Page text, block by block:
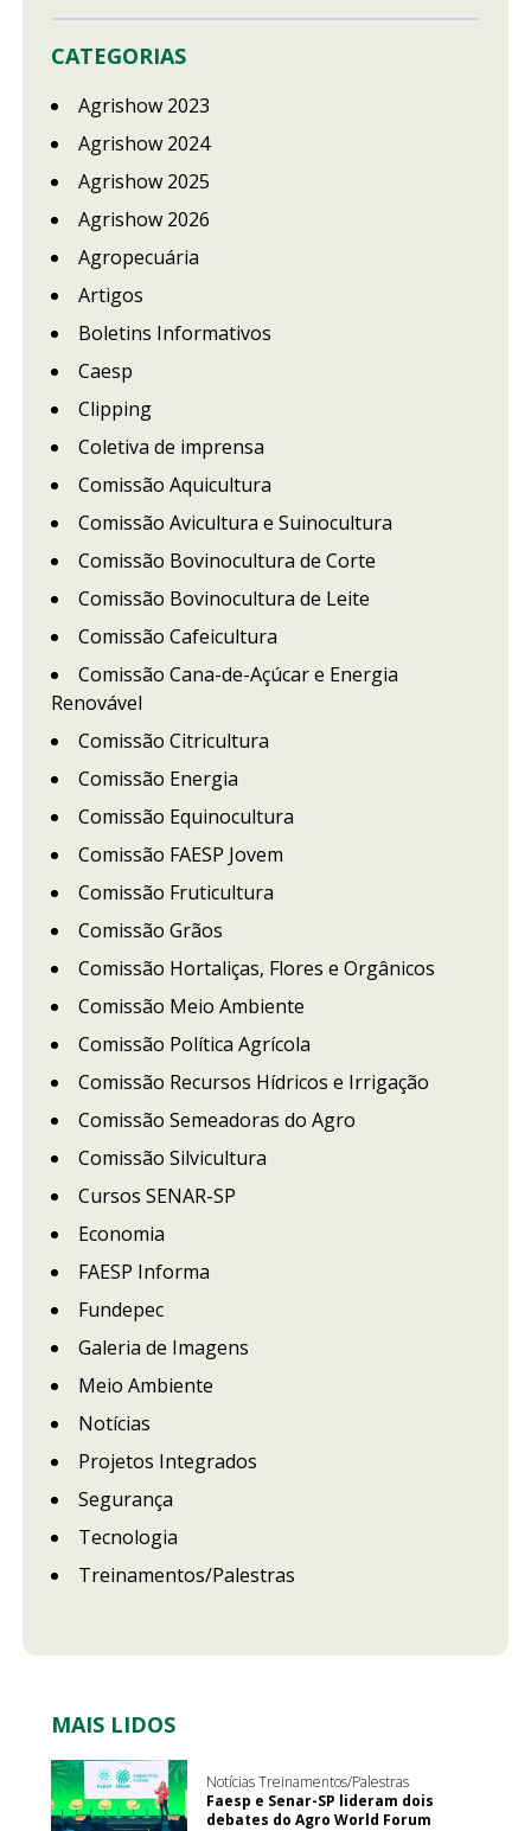
CATEGORIAS
Agrishow 2023
Agrishow 2024
Agrishow 2025
Agrishow 2026
Agropecuária
Artigos
Boletins Informativos
Caesp
Clipping
Coletiva de imprensa
Comissão Aquicultura
Comissão Avicultura e Suinocultura
Comissão Bovinocultura de Corte
Comissão Bovinocultura de Leite
Comissão Cafeicultura
Comissão Cana-de-Açúcar e Energia
Renovável
Comissão Citricultura
Comissão Energia
Comissão Equinocultura
Comissão FAESP Jovem
Comissão Fruticultura
Comissão Grãos
Comissão Hortaliças, Flores e Orgânicos
Comissão Meio Ambiente
Comissão Política Agrícola
Comissão Recursos Hídricos e Irrigação
Comissão Semeadoras do Agro
Comissão Silvicultura
Cursos SENAR-SP
Economia
FAESP Informa
Fundepec
Galeria de Imagens
Meio Ambiente
Notícias
Projetos Integrados
Segurança
Tecnologia
Treinamentos/Palestras
MAIS LIDOS
Notícias Treinamentos/Palestras
Faesp e Senar-SP lideram dois
debates do Agro World Forum